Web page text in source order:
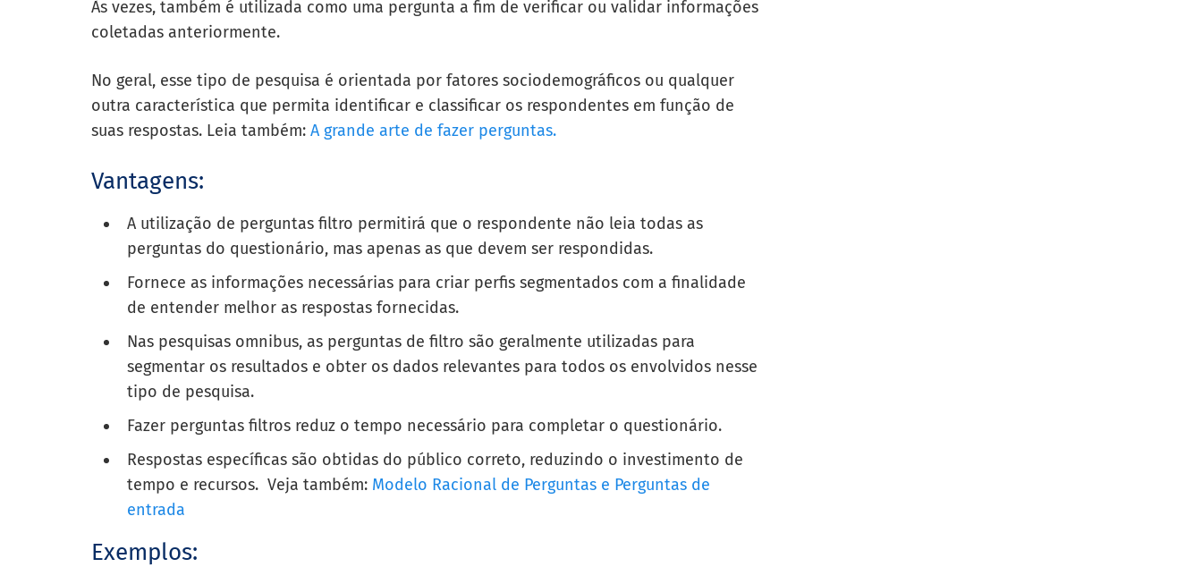
Às vezes, também é utilizada como uma pergunta a fim de verificar ou validar informações
coletadas anteriormente.
No geral, esse tipo de pesquisa é orientada por fatores sociodemográficos ou qualquer
outra característica que permita identificar e classificar os respondentes em função de
suas respostas. Leia também: A grande arte de fazer perguntas.
Vantagens:
A utilização de perguntas filtro permitirá que o respondente não leia todas as
perguntas do questionário, mas apenas as que devem ser respondidas.
Fornece as informações necessárias para criar perfis segmentados com a finalidade
de entender melhor as respostas fornecidas.
Nas pesquisas omnibus, as perguntas de filtro são geralmente utilizadas para
segmentar os resultados e obter os dados relevantes para todos os envolvidos nesse
tipo de pesquisa.
Fazer perguntas filtros reduz o tempo necessário para completar o questionário.
Respostas específicas são obtidas do público correto, reduzindo o investimento de
tempo e recursos. Veja também: Modelo Racional de Perguntas e Perguntas de
entrada
Exemplos: